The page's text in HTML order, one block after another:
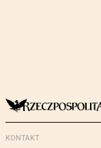
KONTAKT